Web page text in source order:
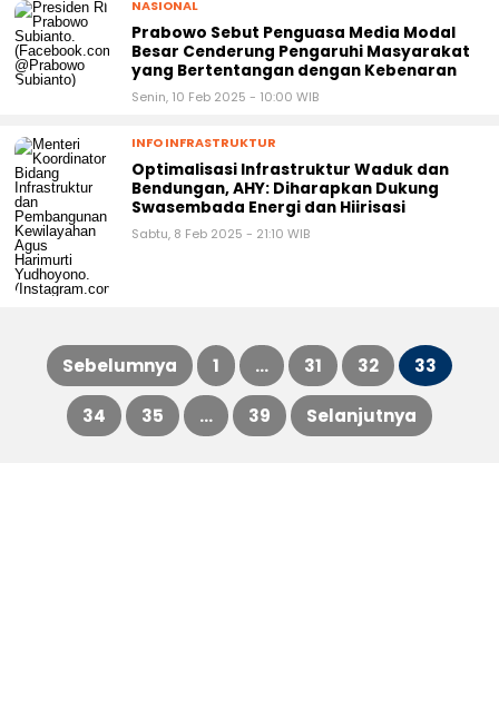
NASIONAL
Prabowo Sebut Penguasa Media Modal
Besar Cenderung Pengaruhi Masyarakat
yang Bertentangan dengan Kebenaran
Senin, 10 Feb 2025 - 10:00 WIB
INFO INFRASTRUKTUR
Optimalisasi Infrastruktur Waduk dan
Bendungan, AHY: Diharapkan Dukung
Swasembada Energi dan Hiirisasi
Sabtu, 8 Feb 2025 - 21:10 WIB
Paginasi
Sebelumnya 1 … 31 32 33
34 35 … 39 Selanjutnya